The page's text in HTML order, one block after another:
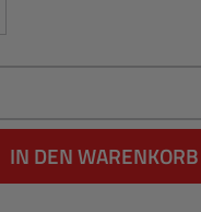
IN DEN WARENKORB